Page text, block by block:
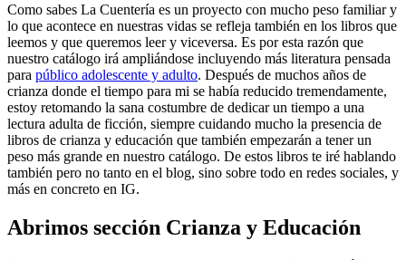
Como sabes La Cuentería es un proyecto con mucho peso familiar y
lo que acontece en nuestras vidas se refleja también en los libros que
leemos y que queremos leer y viceversa. Es por esta razón que
nuestro catálogo irá ampliándose incluyendo más literatura pensada
para público adolescente y adulto. Después de muchos años de
crianza donde el tiempo para mi se había reducido tremendamente,
estoy retomando la sana costumbre de dedicar un tiempo a una
lectura adulta de ficción, siempre cuidando mucho la presencia de
libros de crianza y educación que también empezarán a tener un
peso más grande en nuestro catálogo. De estos libros te iré hablando
también pero no tanto en el blog, sino sobre todo en redes sociales, y
más en concreto en IG.
Abrimos sección Crianza y Educación